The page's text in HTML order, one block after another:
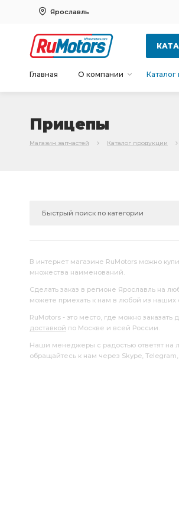
Ярославль
Главная О компании
Прицепы
Магазин запчастей Каталог продукции
В интернет магазине RuMotors можно
множества наименований.
Сделать заказ в регионе Ярославль на
можете приехать к нам в любой из наших
RuMotors - это место, где можно
доставкой по Москве и всей России.
Наши менеджеры с радостью ответят на
обращайтесь к нам через Skype,